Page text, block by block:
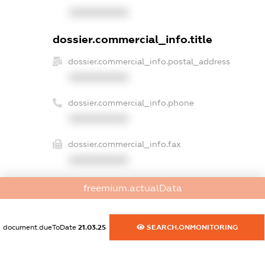
dossier.commercial_info.title
dossier.commercial_info.postal_address
dossier.commercial_info.phone
dossier.commercial_info.fax
dossier.commercial_info.email
XXXXXXXXXX
dossier.commercial_info.website
XXXXXXXXXX
freemium.actualData
document.dueToDate 21.03.25 SEARCH.ONMONITORING